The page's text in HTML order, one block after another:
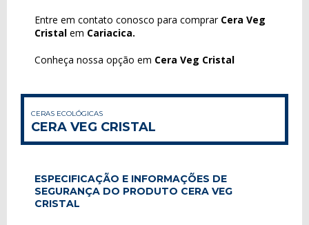
Entre em contato conosco para comprar Cera Veg
Cristal em Cariacica.
Conheça nossa opção em Cera Veg Cristal
CERAS ECOLÓGICAS
CERA VEG CRISTAL
ESPECIFICAÇÃO E INFORMAÇÕES DE
SEGURANÇA DO PRODUTO CERA VEG
CRISTAL